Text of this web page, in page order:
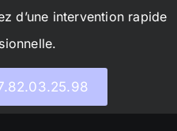
d’une intervention rapide